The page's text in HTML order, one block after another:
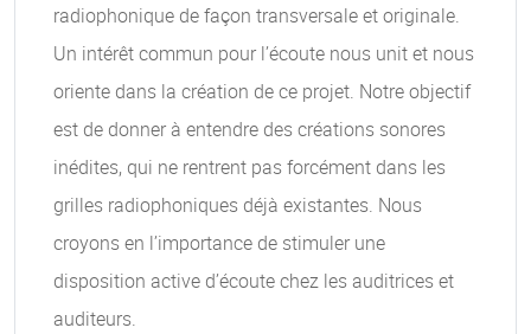
radiophonique de façon transversale et originale.
Un intérêt commun pour l’écoute nous unit et nous
oriente dans la création de ce projet. Notre objectif
est de donner à entendre des créations sonores
inédites, qui ne rentrent pas forcément dans les
grilles radiophoniques déjà existantes. Nous
croyons en l’importance de stimuler une
disposition active d’écoute chez les auditrices et
auditeurs.